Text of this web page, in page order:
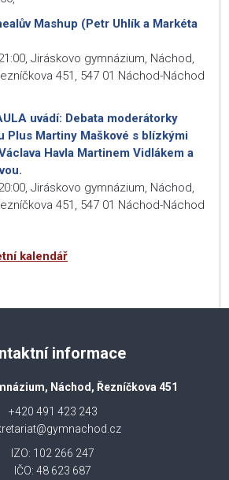
Mashup (Petr Uhlík a Markéta
, Jiráskovo gymnázium, Náchod,
451, 547 01 Náchod-Náchod
uvádí: Debata moderátorky
Plus Martiny Maškové s blízkými
Havla Martinem Vidlákem a
, Jiráskovo gymnázium, Náchod,
451, 547 01 Náchod-Náchod
kalendář
informace
Náchod, Řezníčkova 451
+420 491 423 243
IZO: 102 266 247
IČO: 48 623 687